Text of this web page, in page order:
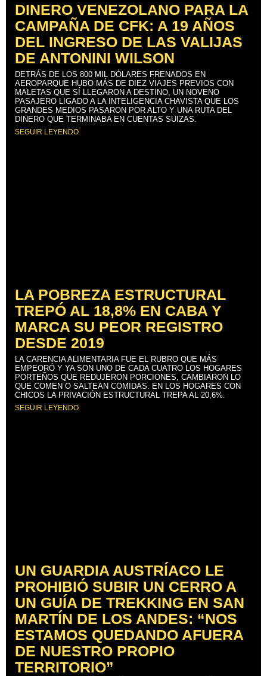
DINERO VENEZOLANO PARA LA
CAMPAÑA DE CFK: A 19 AÑOS
DEL INGRESO DE LAS VALIJAS
DE ANTONINI WILSON
DETRÁS DE LOS 800 MIL DÓLARES FRENADOS EN
AEROPARQUE HUBO MÁS DE DIEZ VIAJES PREVIOS CON
MALETAS QUE SÍ LLEGARON A DESTINO, UN NOVENO
PASAJERO LIGADO A LA INTELIGENCIA CHAVISTA QUE LOS
GRANDES MEDIOS PASARON POR ALTO Y UNA RUTA DEL
DINERO QUE TERMINABA EN CUENTAS SUIZAS.
SEGUIR LEYENDO
LA POBREZA ESTRUCTURAL
TREPÓ AL 18,8% EN CABA Y
MARCA SU PEOR REGISTRO
DESDE 2019
LA CARENCIA ALIMENTARIA FUE EL RUBRO QUE MÁS
EMPEORÓ Y YA SON UNO DE CADA CUATRO LOS HOGARES
PORTEÑOS QUE REDUJERON PORCIONES, CAMBIARON LO
QUE COMEN O SALTEAN COMIDAS. EN LOS HOGARES CON
CHICOS LA PRIVACIÓN ESTRUCTURAL TREPA AL 20,6%.
SEGUIR LEYENDO
UN GUARDIA AUSTRÍACO LE
PROHIBIÓ SUBIR UN CERRO A
UN GUÍA DE TREKKING EN SAN
MARTÍN DE LOS ANDES: “NOS
ESTAMOS QUEDANDO AFUERA
DE NUESTRO PROPIO
TERRITORIO”